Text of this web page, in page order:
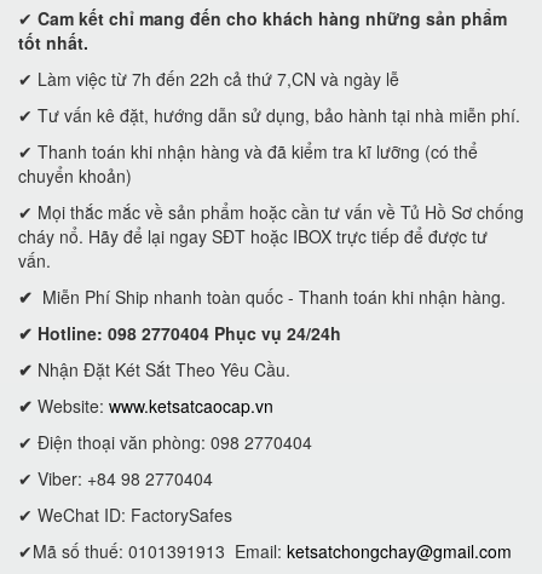
✔ Cam kết chỉ mang đến cho khách hàng những sản phẩm
tốt nhất.
✔ Làm việc từ 7h đến 22h cả thứ 7,CN và ngày lễ
✔ Tư vấn kê đặt, hướng dẫn sử dụng, bảo hành tại nhà miễn phí.
✔ Thanh toán khi nhận hàng và đã kiểm tra kĩ lưỡng (có thể
chuyển khoản)
✔ Mọi thắc mắc về sản phẩm hoặc cần tư vấn về Tủ Hồ Sơ chống
cháy nổ. Hãy để lại ngay SĐT hoặc IBOX trực tiếp để được tư
vấn.
✔ Miễn Phí Ship nhanh toàn quốc - Thanh toán khi nhận hàng.
✔ Hotline: 098 2770404 Phục vụ 24/24h
✔ Nhận Đặt Két Sắt Theo Yêu Cầu.
✔ Website: www.ketsatcaocap.vn
✔ Điện thoại văn phòng: 098 2770404
✔ Viber: +84 98 2770404
✔ WeChat ID: FactorySafes
✔Mã số thuế: 0101391913 Email: ketsatchongchay@gmail.com